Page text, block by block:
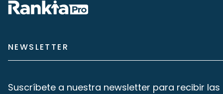
NEWSLETTER
Suscríbete a nuestra newsletter para recibir las